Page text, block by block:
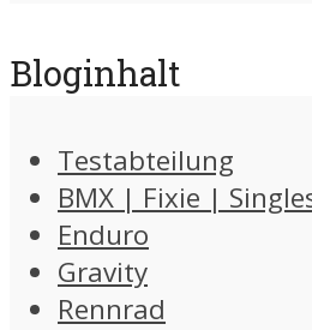
Bloginhalt
Testabteilung
BMX | Fixie |
Enduro
Gravity
Rennrad